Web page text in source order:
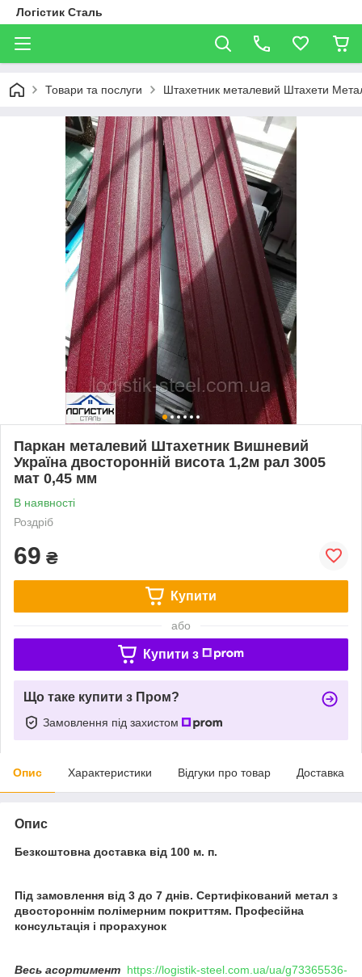
Логістик Сталь
Товари та послуги Штахетник металевий Штахети
Паркан металевий Штахетник Вишневий
Україна двосторонній висота 1,2м рал 3005
мат 0,45 мм
В наявності
Роздріб
69 ₴
Купити
або
Купити з
Що таке купити з Пром?
Замовлення під захистом
Опис Характеристики Відгуки про товар Доставка
Опис
Безкоштовна доставка від 100 м. п.
Під замовлення від 3 до 7 днів. Сертифікований метал з
двостороннім полімерним покриттям. Професійна
консультація і прорахунок
Весь асортимент https://logistik-steel.com.ua/ua/g73365536-